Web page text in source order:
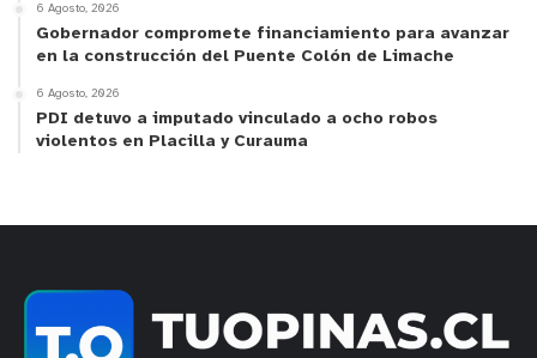
6 Agosto, 2026
Gobernador compromete financiamiento para avanzar
en la construcción del Puente Colón de Limache
6 Agosto, 2026
PDI detuvo a imputado vinculado a ocho robos
violentos en Placilla y Curauma